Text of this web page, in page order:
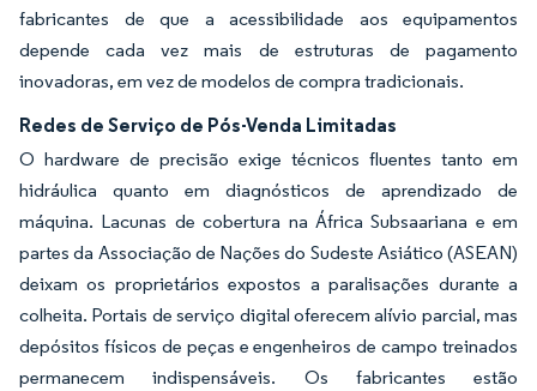
fabricantes de que a acessibilidade aos equipamentos
depende cada vez mais de estruturas de pagamento
inovadoras, em vez de modelos de compra tradicionais.
Redes de Serviço de Pós-Venda Limitadas
O hardware de precisão exige técnicos fluentes tanto em
hidráulica quanto em diagnósticos de aprendizado de
máquina. Lacunas de cobertura na África Subsaariana e em
partes da Associação de Nações do Sudeste Asiático (ASEAN)
deixam os proprietários expostos a paralisações durante a
colheita. Portais de serviço digital oferecem alívio parcial, mas
depósitos físicos de peças e engenheiros de campo treinados
permanecem indispensáveis. Os fabricantes estão